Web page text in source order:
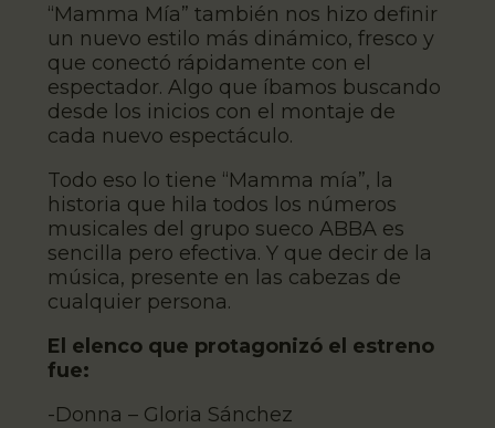
“Mamma Mía” también nos hizo definir
un nuevo estilo más dinámico, fresco y
que conectó rápidamente con el
espectador. Algo que íbamos buscando
desde los inicios con el montaje de
cada nuevo espectáculo.
Todo eso lo tiene “Mamma mía”, la
historia que hila todos los números
musicales del grupo sueco ABBA es
sencilla pero efectiva. Y que decir de la
música, presente en las cabezas de
cualquier persona.
El elenco que protagonizó el estreno
fue:
-Donna – Gloria Sánchez